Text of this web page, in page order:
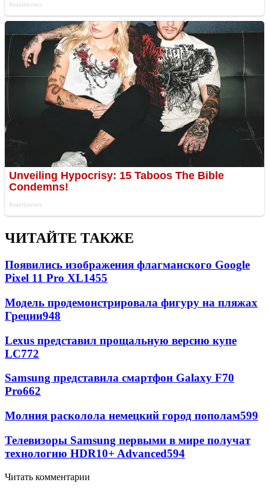
ЧИТАЙТЕ ТАКЖЕ
Появились изображения флагманского Google
Pixel 11 Pro XL1455
Модель продемонстрировала фигуру на пляжах
Греции948
Lexus представил прощальную версию купе
LC772
Samsung представила смартфон Galaxy F70
Pro662
Молния расколола немецкий город пополам599
Телевизоры Samsung первыми в мире получат
технологию HDR10+ Advanced594
Читать комментарии